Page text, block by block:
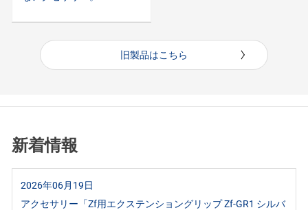
旧製品はこちら
新着情報
2026年06月19日
アクセサリー「Zf用エクステンショングリップ Zf-GR1 シルバ